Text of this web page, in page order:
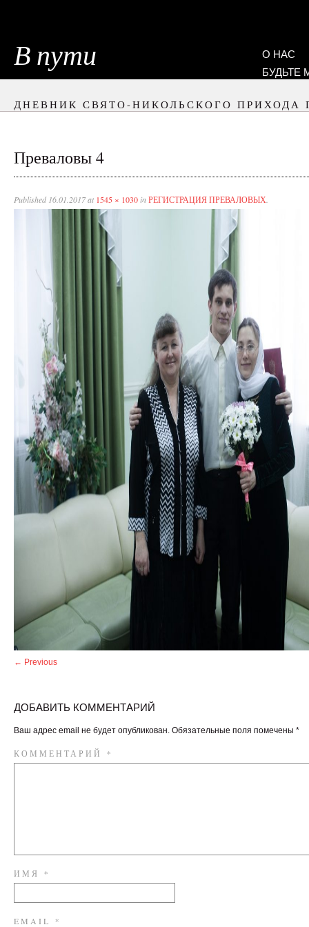
В пути
О НАС
БУДЬТЕ
ДНЕВНИК СВЯТО-НИКОЛЬСКОГО ПРИХОДА
Преваловы 4
Published 16.01.2017at 1545 × 1030inРЕГИСТРАЦИЯ ПРЕВАЛОВЫХ
← Previous
ДОБАВИТЬ КОММЕНТАРИЙ
Ваш адрес email не будет опубликован. Обязательные поля помечены *
КОММЕНТАРИЙ *
ИМЯ *
EMAIL *